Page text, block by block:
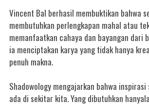
Vincent Bal berhasil membuktikan bahwa
membutuhkan perlengkapan mahal atau
memanfaatkan cahaya dan bayangan dari
ia menciptakan karya yang tidak hanya
penuh makna.
Shadowology mengajarkan bahwa
ada di sekitar kita. Yang dibutuhkan